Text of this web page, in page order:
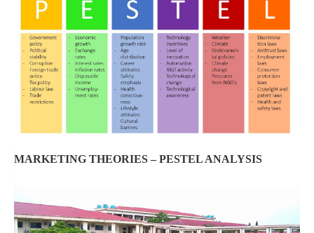
MARKETING THEORIES – PESTEL ANALYSIS